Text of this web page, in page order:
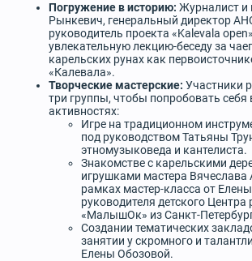
Погружение в историю: Журналист и
Рынкевич, генеральный директор
руководитель проекта «Kalevala
увлекательную лекцию-беседу за
карельских рунах как
«Калевала».
Творческие мастерские: Участники
три группы, чтобы попробовать себя
активностях:
Игре на традиционном
под руководством Татьяны
этномузыковеда и кантелиста.
Знакомстве с карельскими
игрушками мастера Вячеслава
рамках мастер-класса от
руководителя детского Центра
«МалышОк» из Санкт-
Создании тематических
занятии у скромного и
Елены Обозовой.